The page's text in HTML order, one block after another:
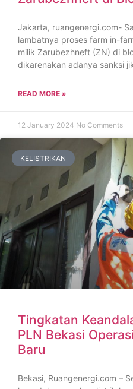
Jakarta, ruangenergi.com-
lambatnya proses farm in-
milik Zarubezhneft (ZN) di
dikarenakan adanya sanksi
READ MORE »
12 January 2024 No Comments
KELISTRIKAN
Tingkatan
PLN Bekasi
Baru
Bekasi, Ruangenergi.com –